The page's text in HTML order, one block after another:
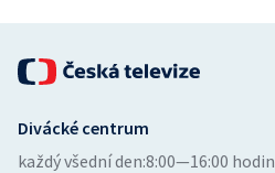
Ostatní
Divácké centrum
každý všední den:8:00—16:00 hodin